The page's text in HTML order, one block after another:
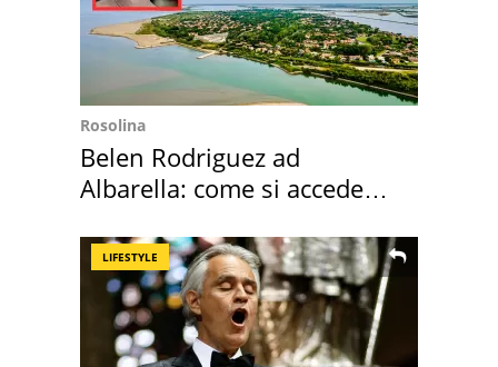
Rosolina
Belen Rodriguez ad
Albarella: come si accede
LIFESTYLE